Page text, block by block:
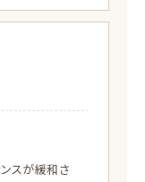
スが緩和さ